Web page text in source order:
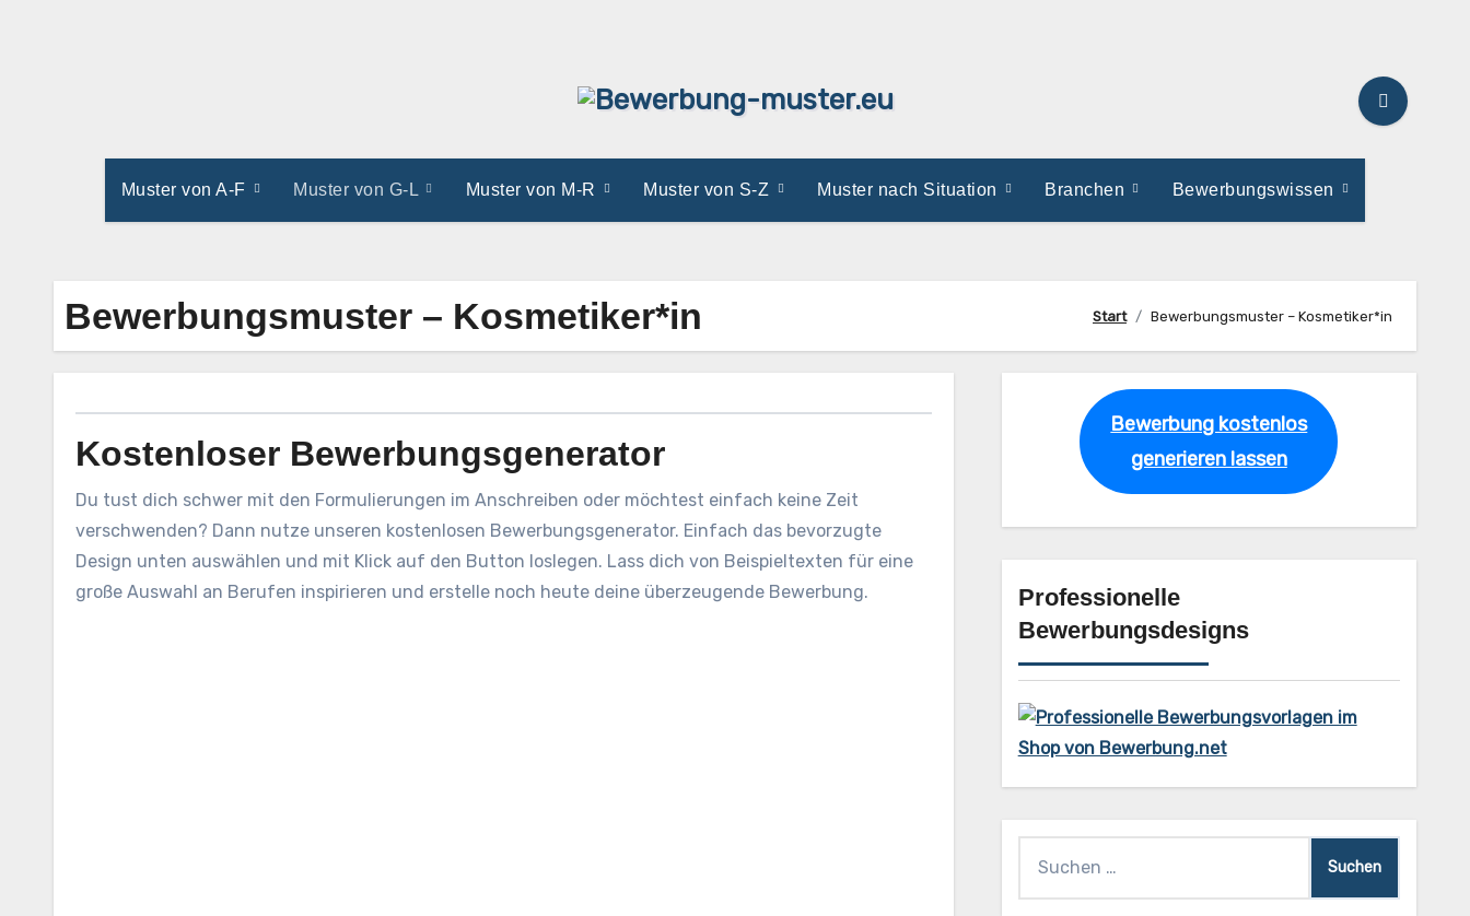
Muster von A-F Muster von G-L Muster von M-R Muster von S-Z Muster nach Situation Branchen Bewerbungswissen
Bewerbungsmuster – Kosmetiker*in Start Bewerbungsmuster – Kosmetiker*in
Kostenloser Bewerbungsgenerator
Du tust dich schwer mit den Formulierungen im Anschreiben oder möchtest einfach keine Zeit
verschwenden? Dann nutze unseren kostenlosen Bewerbungsgenerator. Einfach das bevorzugte
Design unten auswählen und mit Klick auf den Button loslegen. Lass dich von Beispieltexten für eine
große Auswahl an Berufen inspirieren und erstelle noch heute deine überzeugende Bewerbung.
Bewerbung kostenlos
generieren lassen
Professionelle
Bewerbungsdesigns
nach: